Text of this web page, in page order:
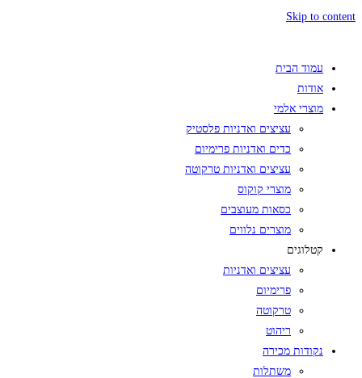
Skip to content
עמוד הבית
אודות
מוצרי אלמי
עציצים ואדניות פלסטיק
כדים ואדניות פרימיום
עציצים ואדניות טרקוטה
מוצרי קוקוס
כסאות מעוצבים
מוצרים נלווים
קטלוגים
עציצים ואדניות
פרימיום
טרקוטה
ריהוט
נקודות מכירה
משתלות